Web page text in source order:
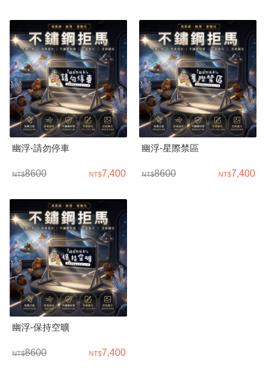
幽浮-請勿停車
8600 7,400
幽浮-星際禁區
8600 7,400
幽浮-保持空曠
8600 7,400